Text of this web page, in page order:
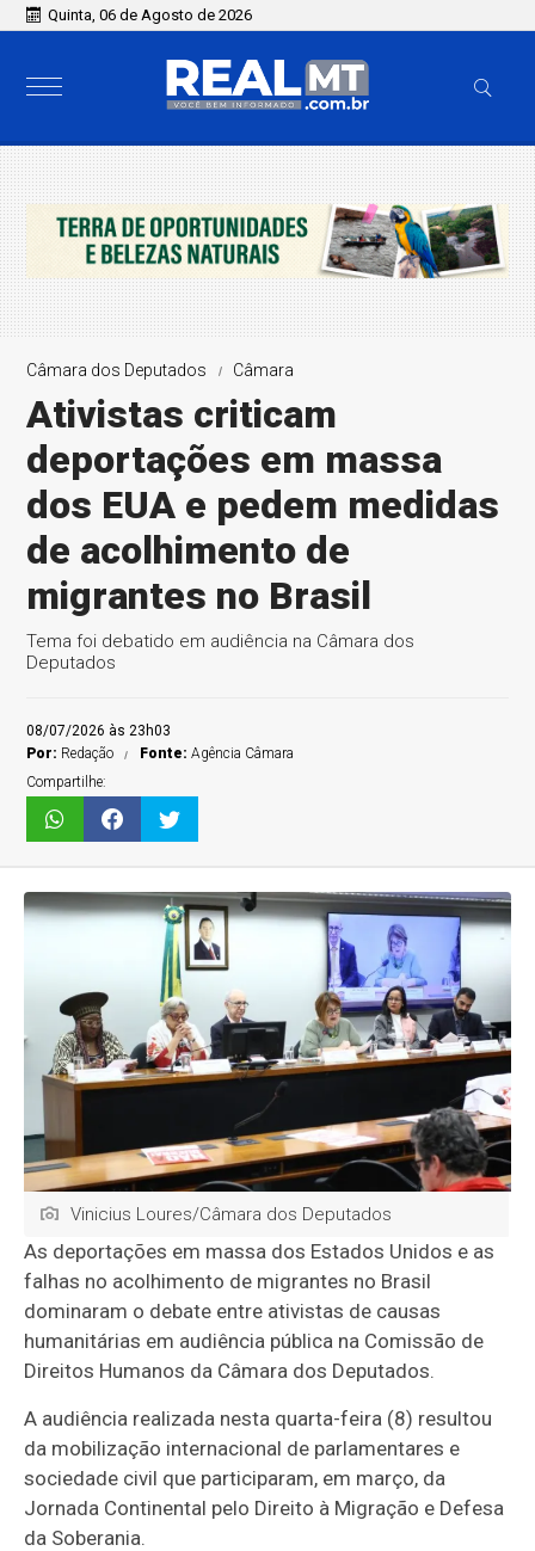
Quinta, 06 de Agosto de 2026
Câmara dos Deputados Câmara
Ativistas criticam
deportações em massa
dos EUA e pedem medidas
de acolhimento de
migrantes no Brasil
Tema foi debatido em audiência na Câmara dos
Deputados
08/07/2026 às 23h03
Por: Redação Fonte:Agência Câmara
Compartilhe:
Vinicius Loures/Câmara dos Deputados
As deportações em massa dos Estados Unidos e as
falhas no acolhimento de migrantes no Brasil
dominaram o debate entre ativistas de causas
humanitárias em audiência pública na Comissão de
Direitos Humanos da Câmara dos Deputados.
A audiência realizada nesta quarta-feira (8) resultou
da mobilização internacional de parlamentares e
sociedade civil que participaram, em março, da
Jornada Continental pelo Direito à Migração e Defesa
da Soberania.